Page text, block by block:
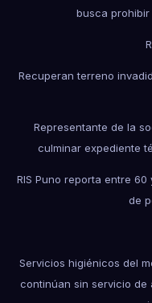
busca
Recuperan terreno
Representante de la
culminar expediente
RIS Puno reporta entre
de
Servicios higiénicos del
continúan sin servicio de